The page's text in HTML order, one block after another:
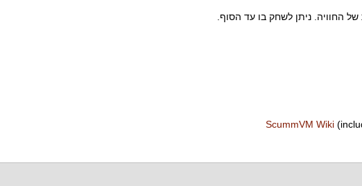
החוויה. ניתן לשחק בו עד הסוף.
ScummVM Wiki